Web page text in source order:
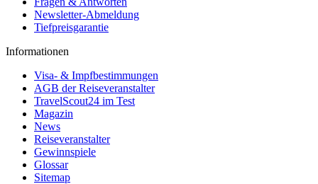
Newsletter-Abmeldung
Tiefpreisgarantie
Informationen
Visa- & Impfbestimmungen
AGB der Reiseveranstalter
TravelScout24 im Test
Magazin
News
Reiseveranstalter
Gewinnspiele
Glossar
Sitemap